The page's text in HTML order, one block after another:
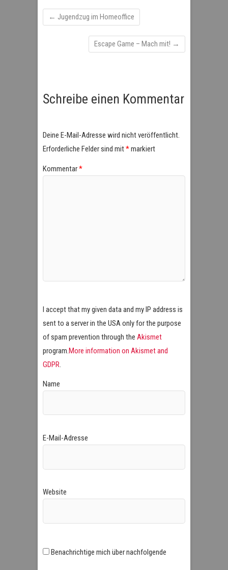
← Jugendzug im Homeoffice
Escape Game – Mach mit! →
Schreibe einen Kommentar
Deine E-Mail-Adresse wird nicht veröffentlicht.
Erforderliche Felder sind mit*markiert
Kommentar*
I accept that my given data and my IP address is
sent to a server in the USA only for the purpose
of spam prevention through the Akismet
program.More information on Akismet and
GDPR.
Name
E-Mail-Adresse
Website
Benachrichtige mich über nachfolgende